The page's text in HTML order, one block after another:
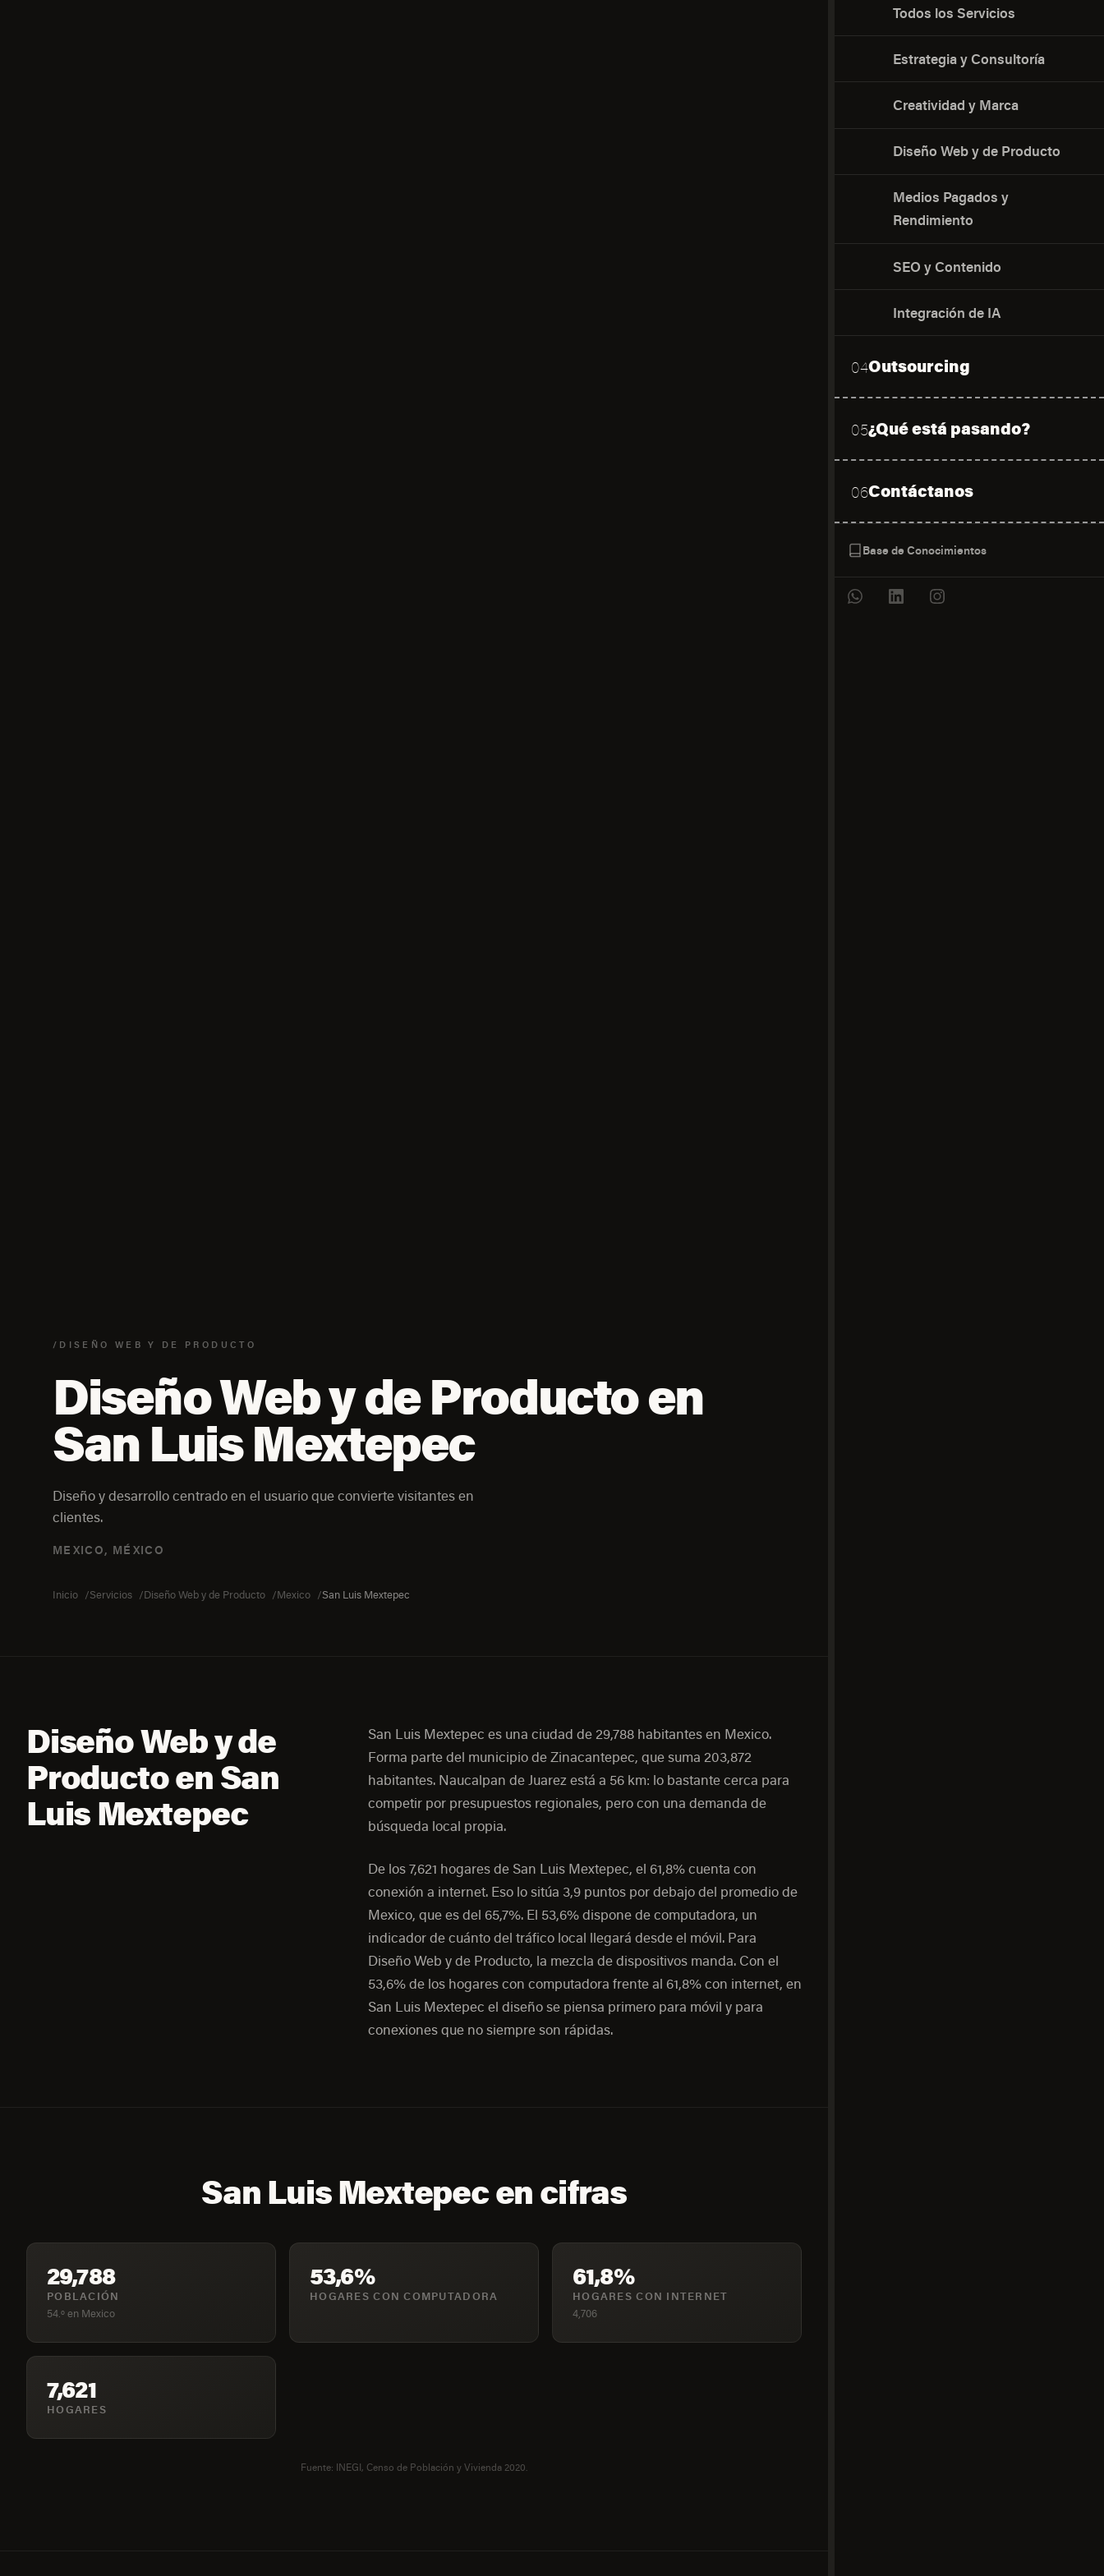
Todos los Servicios
Estrategia y Consultoría
Creatividad y Marca
Diseño Web y de Producto
Medios Pagados y
Rendimiento
SEO y Contenido
Integración de IA
04Outsourcing
05¿Qué está pasando?
06Contáctanos
Base de Conocimientos
/DISEÑO WEB Y DE PRODUCTO
Diseño Web y de Producto en
San Luis Mextepec
Diseño y desarrollo centrado en el usuario que convierte visitantes en
clientes.
MEXICO, MÉXICO
Inicio Servicios Diseño Web y de Producto Mexico San Luis Mextepec
Diseño Web y de
Producto en San
Luis Mextepec
San Luis Mextepec es una ciudad de 29,788 habitantes en Mexico.
Forma parte del municipio de Zinacantepec, que suma 203,872
habitantes. Naucalpan de Juarez está a 56 km: lo bastante cerca para
competir por presupuestos regionales, pero con una demanda de
búsqueda local propia.
De los 7,621 hogares de San Luis Mextepec, el 61,8% cuenta con
conexión a internet. Eso lo sitúa 3,9 puntos por debajo del promedio de
Mexico, que es del 65,7%. El 53,6% dispone de computadora, un
indicador de cuánto del tráfico local llegará desde el móvil. Para
Diseño Web y de Producto, la mezcla de dispositivos manda. Con el
53,6% de los hogares con computadora frente al 61,8% con internet, en
San Luis Mextepec el diseño se piensa primero para móvil y para
conexiones que no siempre son rápidas.
San Luis Mextepec en cifras
29,788
POBLACIÓN
54.º en Mexico
53,6%
HOGARES CON COMPUTADORA
61,8%
HOGARES CON INTERNET
4,706
7,621
HOGARES
Fuente: INEGI, Censo de Población y Vivienda 2020.